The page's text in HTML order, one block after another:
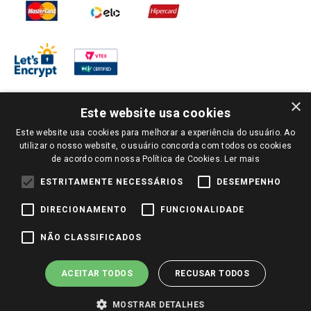
PARA VER OS PREÇOS DA SUA REGIÃO, FAÇA LOGIN E SELECIONE A LOJA DE
SUA PREFERÊNCIA. SOMENTE APÓS O LOGIN, OS PREÇOS DA SUA REGIÃO OU
LOJA SERÃO CARREGADOS.
TODOS OS PREÇOS E CONDIÇÕES COMERCIAIS DESTE SITE SÃO VÁLIDOS APENAS
PARA COMPRAS REALIZADAS NO GIASSI.COM.BR E NA LOJA SELECIONADA
PREÇOS PARA AS VENDAS ONLINE DIVULGADOS NO SITE PREVALECEM ANTE
COMUNICAÇÃO E SITES DE BUSCAS.
2022 COPYRIGHT - GIASSI SUPERMERCADOS. TODOS OS DIREITOS RESERVADOS.
×
Este website usa cookies
Este website usa cookies para melhorar a experiência do usuário. Ao
utilizar o nosso website, o usuário concorda com todos os cookies
de acordo com nossa Política de Cookies. Ler mais
ESTRITAMENTE NECESSÁRIOS DESEMPENHO
DIRECIONAMENTO FUNCIONALIDADE
NÃO CLASSIFICADOS
ACEITAR TODOS RECUSAR TODOS
MOSTRAR DETALHES